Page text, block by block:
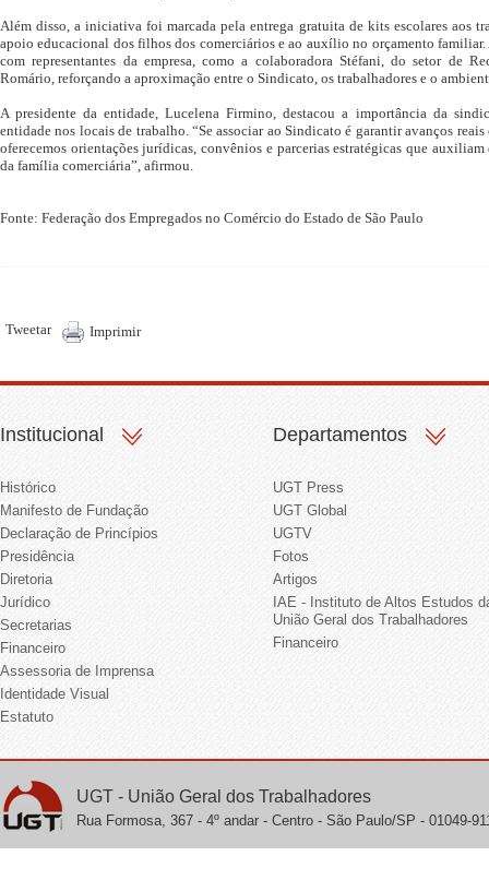
Além disso, a iniciativa foi marcada pela entrega gratuita de kits escolares aos
apoio educacional dos filhos dos comerciários e ao auxílio no orçamento
com representantes da empresa, como a colaboradora Stéfani, do setor de
Romário, reforçando a aproximação entre o Sindicato, os trabalhadores e o
A presidente da entidade, Lucelena Firmino, destacou a importância da
entidade nos locais de trabalho. “Se associar ao Sindicato é garantir avanços
oferecemos orientações jurídicas, convênios e parcerias estratégicas que
da família comerciária”, afirmou.
Fonte: Federação dos Empregados no Comércio do Estado de São Paulo
Tweetar Imprimir
Institucional
Histórico
Manifesto de Fundação
Declaração de Princípios
Presidência
Diretoria
Jurídico
Secretarias
Financeiro
Assessoria de Imprensa
Identidade Visual
Estatuto
Departamentos
UGT Press
UGT Global
UGTV
Fotos
Artigos
IAE - Instituto de Altos Estudos
União Geral dos Trabalhadores
Financeiro
UGT - União Geral dos Trabalhadores
Rua Formosa, 367 - 4º andar - Centro - São Paulo/SP - 01049-